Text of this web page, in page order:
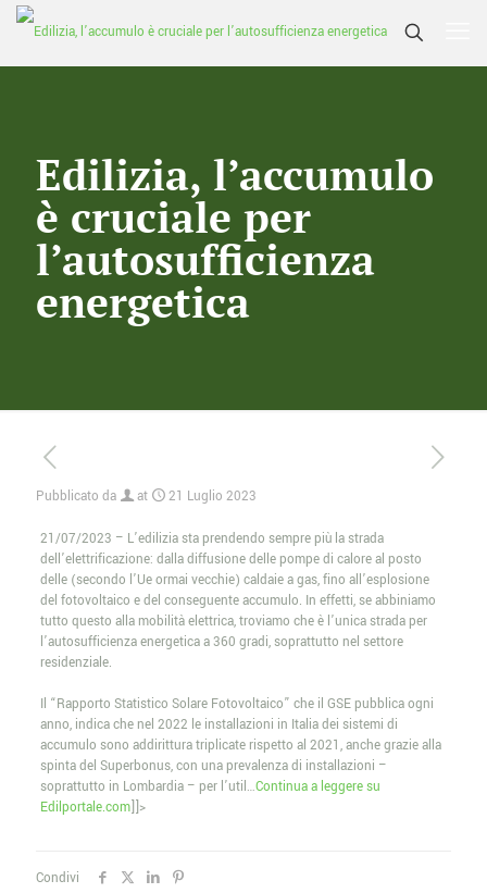
Edilizia, l’accumulo
è cruciale per
l’autosufficienza
energetica
Pubblicato da at 21 Luglio 2023
21/07/2023 – L’edilizia sta prendendo sempre più la strada
dell’elettrificazione: dalla diffusione delle pompe di calore al posto
delle (secondo l’Ue ormai vecchie) caldaie a gas, fino all’esplosione
del fotovoltaico e del conseguente accumulo. In effetti, se abbiniamo
tutto questo alla mobilità elettrica, troviamo che è l’unica strada per
l’autosufficienza energetica a 360 gradi, soprattutto nel settore
residenziale.
Il “Rapporto Statistico Solare Fotovoltaico” che il GSE pubblica ogni
anno, indica che nel 2022 le installazioni in Italia dei sistemi di
accumulo sono addirittura triplicate rispetto al 2021, anche grazie alla
spinta del Superbonus, con una prevalenza di installazioni –
soprattutto in Lombardia – per l’util…Continua a leggere su
Edilportale.com]]>
Condivi